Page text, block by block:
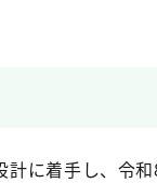
に着手し、令和